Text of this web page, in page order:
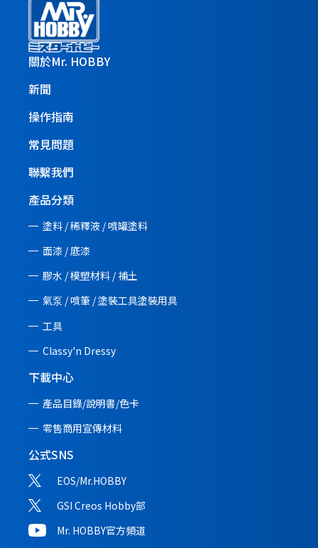
關於Mr. HOBBY
新聞
操作指南
常見問題
聯繫我們
產品分類
塗料 / 稀釋液 / 噴罐塗料
面漆 / 底漆
膠水 / 模塑材料 / 補土
氣泵 / 噴筆 / 塗裝工具塗裝用具
工具
Classy'n Dressy
下載中心
產品目錄/說明書/色卡
零售商用宣傳材料
公式SNS
EOS/Mr.HOBBY
GSI Creos Hobby部
Mr. HOBBY官方頻道